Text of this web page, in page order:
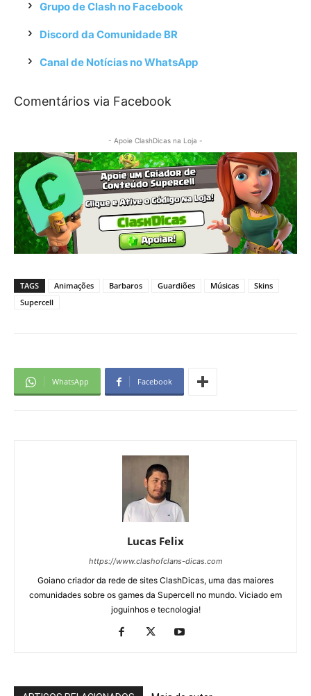
Grupo de Clash no Facebook
Discord da Comunidade BR
Canal de Notícias no WhatsApp
Comentários via Facebook
- Apoie ClashDicas na Loja -
TAGS Animações Barbaros Guardiões Músicas
Skins
Supercell
WhatsApp Facebook
Lucas Felix
https://www.clashofclans-dicas.com
Goiano criador da rede de sites ClashDicas, uma das maiores
comunidades sobre os games da Supercell no mundo. Viciado em
joguinhos e tecnologia!